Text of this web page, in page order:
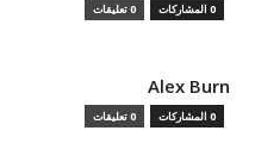
0 المشاركات 0 تعليقات
Alex Burn
0 المشاركات 0 تعليقات